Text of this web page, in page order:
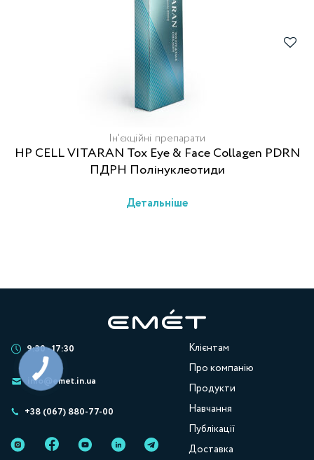
Ін'єкційні препарати
HP CELL VITARAN Tox Eye & Face Collagen PDRN
ПДРН Полінуклеотиди
Детальніше
Клієнтам
Про компанію
Продукти
Навчання
Публікації
Доставка
9:30 - 17:30
info@emet.in.ua
+38 (067) 880-77-00